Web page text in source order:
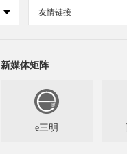
友情链接
新媒体矩阵
e三明